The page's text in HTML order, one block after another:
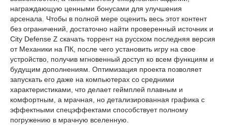
награждающую ценными бонусами для улучшения
арсенала. Чтобы в полной мере оценить весь этот контент
без ограничений, достаточно найти проверенный источник и
City Defense Z скачать торрент на русском последняя версия
от Механики на ПК, после чего установить игру на свое
устройство, получив мгновенный доступ ко всем функциям и
будущим дополнениям. Оптимизация проекта позволяет
запускать его даже на компьютерах со средними
характеристиками, что делает геймплей плавным и
комфортным, а мрачная, но детализированная графика с
эффектными спецэффектами способствует полному
погружению в мрачную вселенную.